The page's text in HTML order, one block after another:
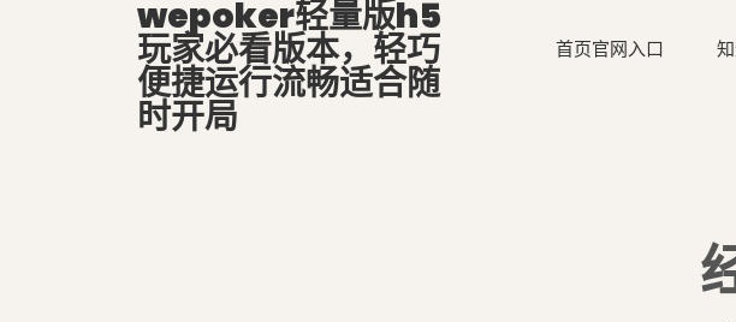
wepoker轻量版h5
玩家必看版本，轻巧
便捷运行流畅适合随
时开局
首页官网入口